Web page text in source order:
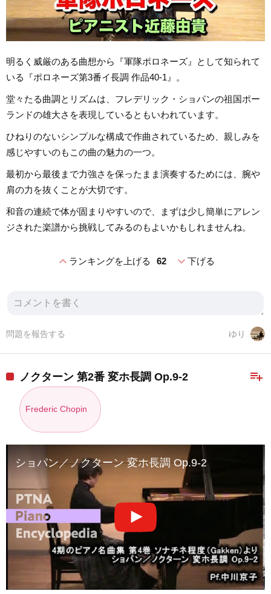
明るく威厳のある曲想から『軍隊ポロネーズ』として知られて
いる『ポロネーズ第3番イ長調 作品40-1』。
堂々たる曲調とリズムは、フレデリック・ショパンの祖国ポー
ランドの雄大さを表現しているともいわれています。
ひねりのないシンプルな構成で作曲されているため、親しみを
感じやすいのもこの曲の魅力の一つ。
最初から最後まで力強さを保ったまま演奏するためには、腕や
肩の力を抜くことが大切です。
和音の連続で体が固まりやすいので、まずは少し簡単にアレン
ジされた楽譜から挑戦してみるのもよいかもしれませんね。
expand_lessランキングを上げる 62 expand_more下げる
ゆり
問題を報告する
playlist_add
ノクターン 第2番 変ホ長調 Op.9-2
Frederic Chopin
ショパン／ノクターン 変ホ長調 Op.9-2